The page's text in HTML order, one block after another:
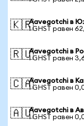
🇰🇷Aavegotchi в
1 GHST равен
🇷🇺Aavegotchi в
1 GHST равен
🇨🇦Aavegotchi в
1 GHST равен
🇦🇺Aavegotchi в
1 GHST равен